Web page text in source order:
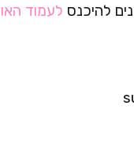
להיכנס לעמוד